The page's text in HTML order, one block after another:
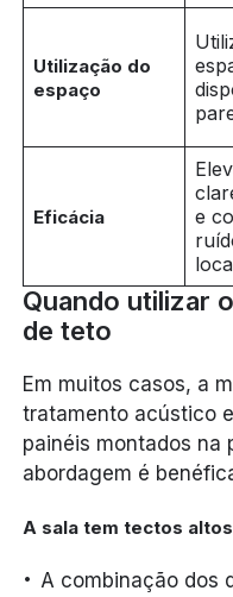
Utilização do
espaço
Eficácia
e
Quando utilizar
de teto
Em muitos casos, a
tratamento acústico
painéis montados na
abordagem é
A sala tem tectos
A combinação dos